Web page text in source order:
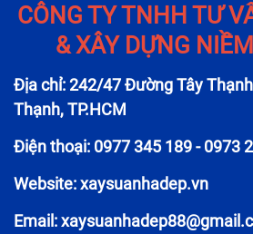
CÔNG TY TNHH TƯ
& XÂY DỰNG
Địa chỉ: 242/47 Đường Tây
Thạnh, TP.HCM
Điện thoại: 0977 345 189 - 0973
Website: xaysuanhadep.vn
Email: